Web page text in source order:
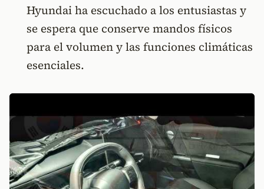
Hyundai ha escuchado a los entusiastas y
se espera que conserve mandos físicos
para el volumen y las funciones climáticas
esenciales.